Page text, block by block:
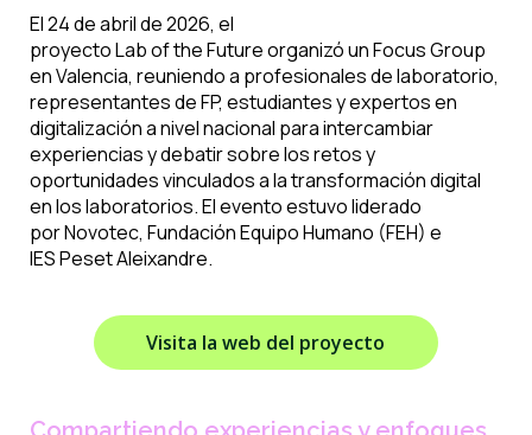
El 24 de abril de 2026, el
proyectoLaboftheFutureorganizó un Focus Group
en Valencia, reuniendo a profesionales de laboratorio,
representantes de FP, estudiantes y expertos en
digitalizacióna nivel nacional para intercambiar
experiencias y debatir sobre los retos y
oportunidades vinculados a la transformación digital
en los laboratorios. El evento estuvo liderado
porNovotec, Fundación Equipo Humano (FEH) e
IESPesetAleixandre.
Visita la web del proyecto